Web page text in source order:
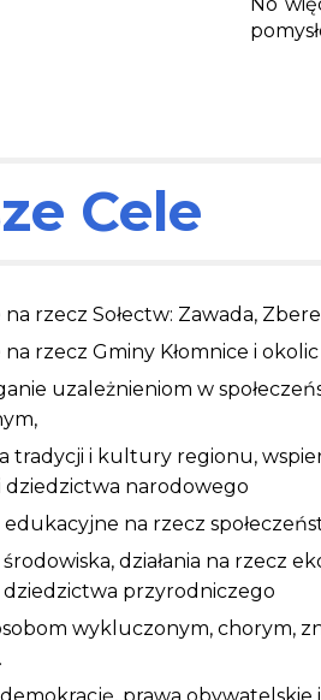
Cele
na rzecz Sołectw: Zawada,
na rzecz Gminy Kłomnice i okolic
uzależnieniom w
tradycji i kultury regionu,
narodowego
edukacyjne na rzecz
działania na rzecz
przyrodniczego
wykluczonym, chorym,